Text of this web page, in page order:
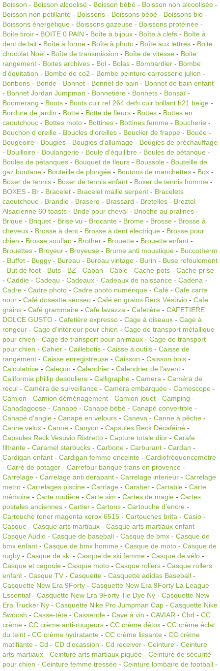
Boisson - Boisson alcoolisé - Boisson bébé - Boisson non alcoolisée -
Boisson non petillante - Boissons - Boissons bébé - Boissons bio -
Boissons énergétique - Boissons gazeuse - Boissons protéinée -
Boite tiroir - BOITE 0 PAIN - Boîte à bijoux - Boîte à clefs - Boîte à
dent de lait - Boîte à forme - Boîte à photo - Boîte aux lettres - Boite
chocolat Noël - Boîte de transmission - Boîte de vitesse - Boite
rangement - Boites archives - Bol - Bolas - Bombardier - Bombe
d'équitation - Bombe de co2 - Bombe peinture carrosserie julien -
Bonbons - Bonde - Bonnet - Bonnet de bain - Bonnet de bain enfant
- Bonnet Jordan Jumpman - Bonnetière - Bonnets - Bonsaï -
Boomerang - Boots - Boots cuir ref 264 deth cuir brillant h21 beige -
Bordure de jardin - Botte - Botte de fleurs - Bottes - Bottes en
caoutchouc - Bottes moto - Bottines - Bottines femme - Boucherie -
Bouchon d oreille - Boucles d'oreilles - Bouclier de frappe - Bouée -
Bougeoire - Bougies - Bougies d'allumage - Bougies de préchauffage
- Bouilloire - Boulangerie - Boule d'équilibre - Boules de pétanque -
Boules de pétanques - Bouquet de fleurs - Boussole - Bouteille de
gaz boutane - Bouteille de plongée - Boutons de manchettes - Box -
Boxer de tennis - Boxer de tennis enfant - Boxer de tennis homme -
BOXES - Br - Bracelet - Bracelet maille serpent - Bracelets
caoutchouc - Brandie - Brasero - Brassard - Bretelles - Breztel
Alsacienne 60 toasts - Bride pour cheval - Brioche au pralines -
Brique - Briquet - Brise vu - Brocante - Brome - Brosse - Brosse à
cheveux - Brosse à dent - Brosse à dent électrique - Brosse pour
chien - Brosse souflan - Brother - Brouette - Brouette enfant -
Brouettes - Broyeur - Broyeuse - Brume anti moustique - Buccotherm
- Buffet - Buggy - Bureau - Bureau vintage - Burin - Buse refoulement
- But de foot - Buts - BZ - Caban - Câble - Cache-pots - Cache-prise
- Caddie - Cadeau - Cadeaux - Cadeaux de naissance - Cadena -
Cadre - Cadre photo - Cadre photo numérique - Café - Cafe carte
nour - Café dosestte senseo - Café en grains Reck Vésuvio - Cafe
grains - Café grammaire - Cafe lavazza - Cafetière - CAFETIERE
DOLCE GUSTO - Cafetière expresso - Cage à oiseaux - Cage à
rongeur - Cage d'intérieur pour chien - Cage de transport métallique
pour chien - Cage de transport pour animaux - Cage de transport
pour chien - Cahier - Caillebotis - Caisse à outils - Caisse de
rangement - Caisse enregistreuse - Caisson - Caisson bois -
Calculatrice - Caleçon - Calendrier - Calendrier de l'avent -
Califormia phillip desouliere - Calligraphe - Camera - Caméra de
recul - Caméra de surveillance - Caméra embarquée - Camescope -
Camion - Camion déménagement - Camion jouet - Camping -
Canadagoose - Canapé - Canapé bébé - Canapé convertible -
Canapé d'angle - Canapé en velours - Caneva - Canne à pêche -
Canne velux - Canoë - Canyon - Capsules Reck Décaféiné -
Capsules Reck Vesuvio Ristretto - Capture totale dior - Carafe
filtrante - Caramel starbucks - Carbone - Carburant - Cardan -
Cardigan enfant - Cardigan femme enceinte - Cardiofréquencemètre
- Carré de potager - Carrefour banque trans en provence -
Carrelage - Carrelage anti derapant - Carrelage interieur - Carrelage
metro - Carrelages piscine - Carrlage - Carsher - Cartable - Carte
mémoire - Carte routière - Carte sim - Cartes de magie - Cartes
postales anciennes - Cartier - Cartons - Cartouche d'encre -
Cartouche toner magenta xerox 6515 - Cartouches brita - Casio -
Casque - Casque arts martiaux - Casque arts martiaux enfant -
Casque Audio - Casque de baseball - Casque de bmx - Casque de
bmx enfant - Casque de bmx homme - Casque de moto - Casque de
rugby - Casque de ski - Casque de ski femme - Casque de vélo -
Casque et cagoule - Casque moto - Casque rollers - Casque rollers
enfant - Casque TV - Casquette - Casquette adidas Baseball -
Casquette New Era 9Forty - Casquette New Era 9Forty La League
Essential - Casquette New Era 9Forty Tie Dye Ny - Casquette New
Era Trucker Ny - Casquette Nike Pro Jumpman Cap - Casquette Nike
Swoosh - Casse-tête - Casserole - Cave à vin - CAVIAR - Cbd - CC
crème - CC crème anti-rougeurs - CC crème détox - CC crème éclat
du teint - CC crème hydratante - CC crème lissante - CC crème
matifiante - Cd - CD d'ocassion - Cd receiver - Ceinture - Ceinture
arts martiaux - Ceinture arts martiaux piquée - Ceinture de sécurité
pour chien - Ceinture femme tressée - Ceinture lombaire de football -